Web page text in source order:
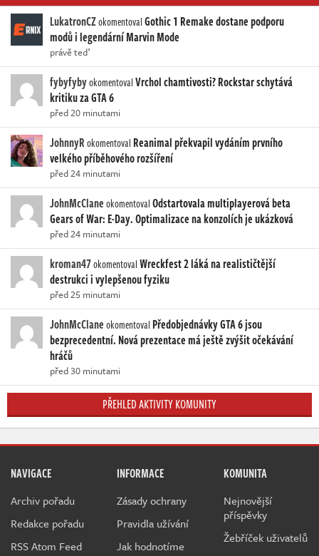
LukatronCZokomentovalGothic 1 Remake dostane podporu
modů i legendární Marvin Mode
právě teď
fybyfybyokomentovalVrchol chamtivosti? Rockstar schytává
kritiku za GTA 6
před 20 minutami
JohnnyRokomentoval Reanimal překvapil vydáním prvního
velkého příběhového rozšíření
před 24 minutami
JohnMcClaneokomentovalOdstartovala multiplayerová beta
Gears of War: E-Day. Optimalizace na konzolích je ukázková
před 24 minutami
kroman47okomentovalWreckfest 2 láká na realističtější
destrukci i vylepšenou fyziku
před 25 minutami
JohnMcClaneokomentoval Předobjednávky GTA 6 jsou
bezprecedentní. Nová prezentace má ještě zvýšit očekávání
hráčů
před 30 minutami
PŘEHLED AKTIVITY KOMUNITY
NAVIGACE
Archiv pořadu
Redakce pořadu
RSS Atom Feed
INFORMACE
Zásady ochrany
Pravidla užívání
Jak hodnotíme
KOMUNITA
Nejnovější
příspěvky
Žebříček uživatelů